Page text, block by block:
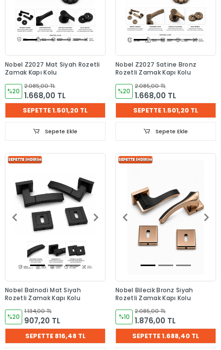
Nobel Z2027 Mat Siyah Rozetli
Zamak Kapı Kolu
%20
2.085,00 TL
1.668,00 TL
SEPETTE 1.501,20 TL
Sepete Ekle
Nobel Z2027 Satine Bronz
Rozetli Zamak Kapı Kolu
%20
2.085,00 TL
1.668,00 TL
SEPETTE 1.501,20 TL
Sepete Ekle
Nobel Balnodi Mat Siyah
Rozetli Zamak Kapı Kolu
%20
1.134,00 TL
907,20 TL
SEPETTE 816,48 TL
Nobel Bilecik Bronz Siyah
Rozetli Zamak Kapı Kolu
%10
2.085,00 TL
1.876,00 TL
SEPETTE 1.688,40 TL